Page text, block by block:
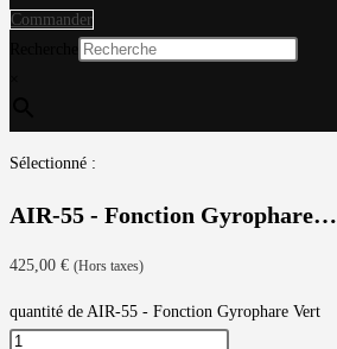
Commander
Sélectionné :
AIR-55 - Fonction Gyrophare…
425,00 € (Hors taxes)
quantité de AIR-55 - Fonction Gyrophare Vert